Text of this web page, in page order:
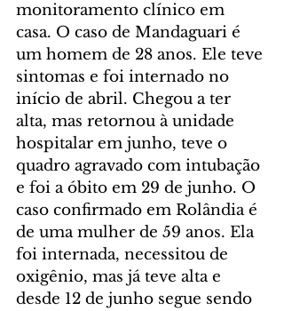
monitoramento clínico em
casa. O caso de Mandaguari é
um homem de 28 anos. Ele teve
sintomas e foi internado no
início de abril. Chegou a ter
alta, mas retornou à unidade
hospitalar em junho, teve o
quadro agravado com intubação
e foi a óbito em 29 de junho. O
caso confirmado em Rolândia é
de uma mulher de 59 anos. Ela
foi internada, necessitou de
oxigênio, mas já teve alta e
desde 12 de junho segue sendo